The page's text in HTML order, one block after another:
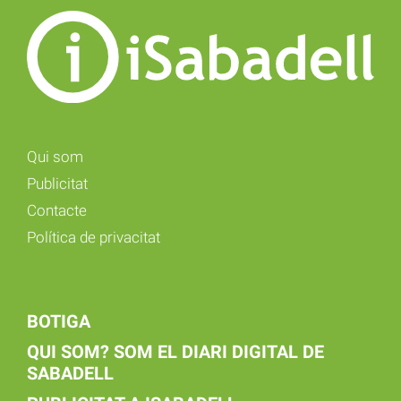
Qui som
Publicitat
Contacte
Política de privacitat
BOTIGA
QUI SOM? SOM EL DIARI DIGITAL DE
SABADELL